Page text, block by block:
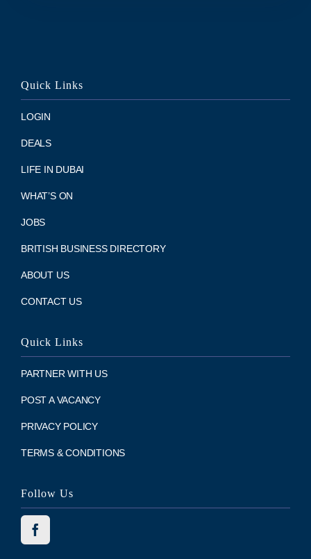
Quick Links
LOGIN
DEALS
LIFE IN DUBAI
WHAT’S ON
JOBS
BRITISH BUSINESS DIRECTORY
ABOUT US
CONTACT US
Quick Links
PARTNER WITH US
POST A VACANCY
PRIVACY POLICY
TERMS & CONDITIONS
Follow Us